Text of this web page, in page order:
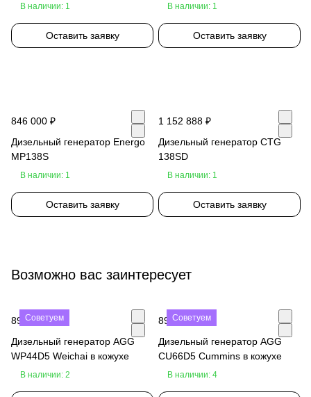
В наличии: 1
Оставить заявку
В наличии: 1
Оставить заявку
846 000 ₽
Дизельный генератор Energo
MP138S
В наличии: 1
Оставить заявку
1 152 888 ₽
Дизельный генератор CTG
138SD
В наличии: 1
Оставить заявку
Возможно вас заинтересует
Советуем
890 000 ₽
Дизельный генератор AGG
WP44D5 Weichai в кожухе
В наличии: 2
Советуем
890 000 ₽
Дизельный генератор AGG
CU66D5 Cummins в кожухе
В наличии: 4